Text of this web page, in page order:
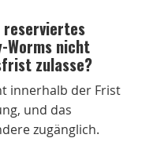
reserviertes
Worms nicht
zulasse?
innerhalb der Frist
und das
zugänglich.